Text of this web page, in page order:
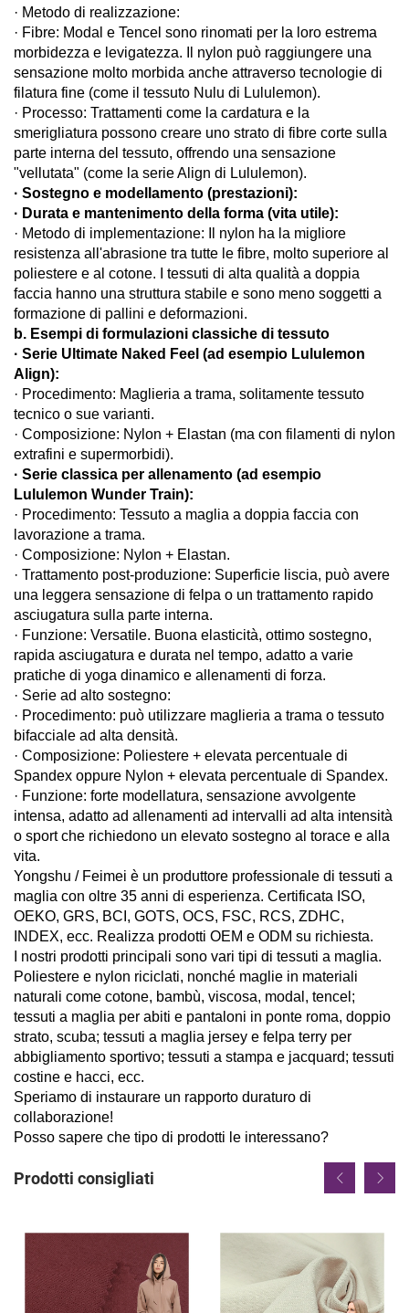
· Metodo di realizzazione:
· Fibre: Modal e Tencel sono rinomati per la loro estrema
morbidezza e levigatezza. Il nylon può raggiungere una
sensazione molto morbida anche attraverso tecnologie di
filatura fine (come il tessuto Nulu di Lululemon).
· Processo: Trattamenti come la cardatura e la
smerigliatura possono creare uno strato di fibre corte sulla
parte interna del tessuto, offrendo una sensazione
"vellutata" (come la serie Align di Lululemon).
· Sostegno e modellamento (prestazioni):
· Durata e mantenimento della forma (vita utile):
· Metodo di implementazione: Il nylon ha la migliore
resistenza all'abrasione tra tutte le fibre, molto superiore al
poliestere e al cotone. I tessuti di alta qualità a doppia
faccia hanno una struttura stabile e sono meno soggetti a
formazione di pallini e deformazioni.
b. Esempi di formulazioni classiche di tessuto
· Serie Ultimate Naked Feel (ad esempio Lululemon
Align):
· Procedimento: Maglieria a trama, solitamente tessuto
tecnico o sue varianti.
· Composizione: Nylon + Elastan (ma con filamenti di nylon
extrafini e supermorbidi).
· Serie classica per allenamento (ad esempio
Lululemon Wunder Train):
· Procedimento: Tessuto a maglia a doppia faccia con
lavorazione a trama.
· Composizione: Nylon + Elastan.
· Trattamento post-produzione: Superficie liscia, può avere
una leggera sensazione di felpa o un trattamento rapido
asciugatura sulla parte interna.
· Funzione: Versatile. Buona elasticità, ottimo sostegno,
rapida asciugatura e durata nel tempo, adatto a varie
pratiche di yoga dinamico e allenamenti di forza.
· Serie ad alto sostegno:
· Procedimento: può utilizzare maglieria a trama o tessuto
bifacciale ad alta densità.
· Composizione: Poliestere + elevata percentuale di
Spandex oppure Nylon + elevata percentuale di Spandex.
· Funzione: forte modellatura, sensazione avvolgente
intensa, adatto ad allenamenti ad intervalli ad alta intensità
o sport che richiedono un elevato sostegno al torace e alla
vita.
Yongshu / Feimei è un produttore professionale di tessuti a
maglia con oltre 35 anni di esperienza. Certificata ISO,
OEKO, GRS, BCI, GOTS, OCS, FSC, RCS, ZDHC,
INDEX, ecc. Realizza prodotti OEM e ODM su richiesta.
I nostri prodotti principali sono vari tipi di tessuti a maglia.
Poliestere e nylon riciclati, nonché maglie in materiali
naturali come cotone, bambù, viscosa, modal, tencel;
tessuti a maglia per abiti e pantaloni in ponte roma, doppio
strato, scuba; tessuti a maglia jersey e felpa terry per
abbigliamento sportivo; tessuti a stampa e jacquard; tessuti
costine e hacci, ecc.
Speriamo di instaurare un rapporto duraturo di
collaborazione!
Posso sapere che tipo di prodotti le interessano?
Prodotti consigliati